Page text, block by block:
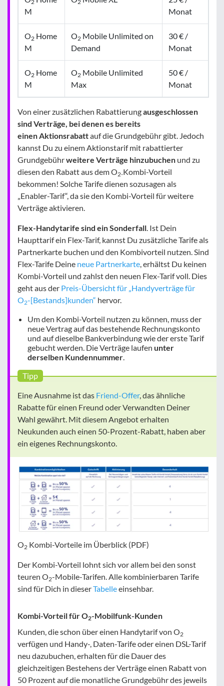
2
M
2
Monat
O2 Home
M
O2 Mobile Unlimited on
Demand
30 € /
Monat
O2 Home
M
O2 Mobile Unlimited
Max
50 € /
Monat
Von einer zusätzlichen Rabattierungausgeschlossen
sind Verträge, bei denen es bereits
einenAktionsrabattauf die Grundgebühr gibt. Jedoch
kannst Du zu einem Aktionstarif mit rabattierter
Grundgebührweitere Verträge hinzubuchen und zu
diesen den Rabatt aus dem O2-Kombi-Vorteil
bekommen! Solche Tarife dienen sozusagen als
„Enabler-Tarif“, da sie den Kombi-Vorteil für weitere
Verträge aktivieren.
Flex-Handytarife sind ein Sonderfall. Ist Dein
Haupttarif ein Flex-Tarif, kannst Du zusätzliche Tarife als
Partnerkarte buchen und den Kombivorteil nutzen. Sind
Flex-Tarife Deine neue Partnerkarte, erhältst Du keinen
Kombi-Vorteil und zahlst den neuen Flex-Tarif voll. Dies
geht aus der Preis-Übersicht für „Handyverträge für
O2-[Bestands]kunden“ hervor.
Um den Kombi-Vorteil nutzen zu können, muss der
neue Vertrag auf das bestehende Rechnungskonto
und auf dieselbe Bankverbindung wie der erste Tarif
gebucht werden. Die Verträge laufen unter
derselben Kundennummer.
Tipp
Eine Ausnahme ist das Friend-Offer, das ähnliche
Rabatte für einen Freund oder Verwandten Deiner
Wahl gewährt. Mit diesem Angebot erhalten
Neukunden auch einen 50-Prozent-Rabatt, haben aber
ein eigenes Rechnungskonto.
O2 Kombi-Vorteile im Überblick (PDF)
Der Kombi-Vorteil lohnt sich vor allem bei den sonst
teuren O2-Mobile-Tarifen. Alle kombinierbaren Tarife
sind für Dich in dieserTabelleeinsehbar.
Kombi-Vorteil für O2-Mobilfunk-Kunden
Kunden, die schon über einen Handytarif von O2
verfügen und Handy-, Daten-Tarife oder einen DSL-Tarif
neu dazubuchen, erhalten für die Dauer des
gleichzeitigen Bestehens der Verträge einen Rabatt von
50 Prozent auf die monatliche Grundgebühr des jeweils